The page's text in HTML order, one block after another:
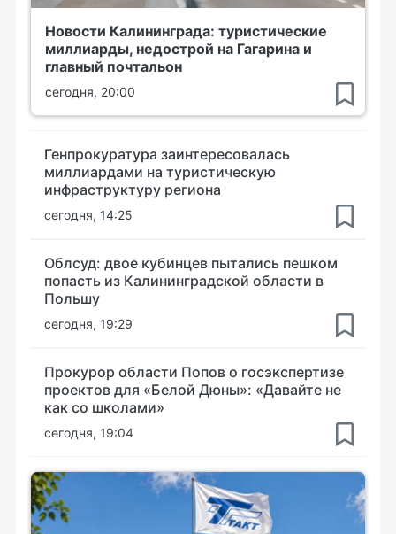
Новости Калининграда: туристические
миллиарды, недострой на Гагарина и
главный почтальон
сегодня, 20:00
Генпрокуратура заинтересовалась
миллиардами на туристическую
инфраструктуру региона
сегодня, 14:25
Облсуд: двое кубинцев пытались пешком
попасть из Калининградской области в
Польшу
сегодня, 19:29
Прокурор области Попов о госэкспертизе
проектов для «Белой Дюны»: «Давайте не
как со школами»
сегодня, 19:04